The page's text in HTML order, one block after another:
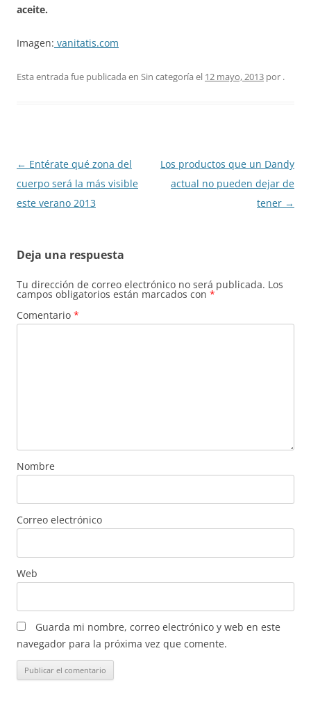
aceite.
Imagen: vanitatis.com
Esta entrada fue publicada en Sin categoría el 12 mayo, 2013 por .
Navegación
de
entradas
← Entérate qué zona del
cuerpo será la más visible
este verano 2013
Los productos que un Dandy
actual no pueden dejar de
tener →
Deja una respuesta
Tu dirección de correo electrónico no será publicada. Los
campos obligatorios están marcados con *
Comentario *
Nombre
Correo electrónico
Web
Guarda mi nombre, correo electrónico y web en este
navegador para la próxima vez que comente.